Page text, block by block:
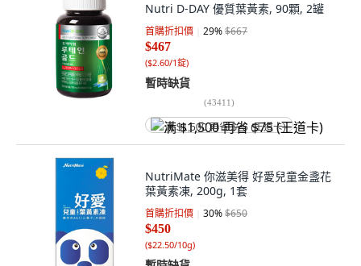
Nutri D-DAY 優質葉黃素, 90顆, 2罐
首購折扣價 29%$667
$467
($2.60/1錠)
暫時缺貨
(43411)
满 $1,500 再省 $75 (王道卡)
NutriMate 你滋美得 好愛兒童金盞花
葉黃素凍, 200g, 1套
首購折扣價 30%$650
$450
($22.50/10g)